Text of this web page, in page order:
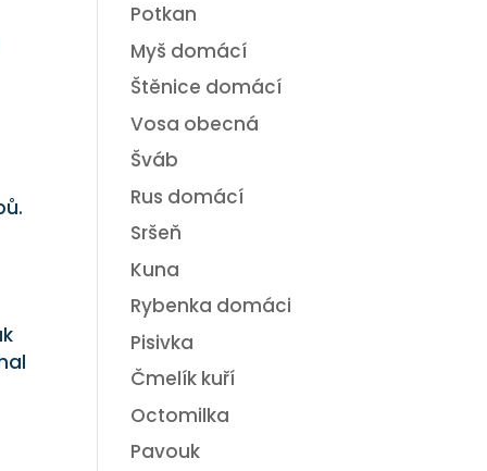
Potkan
Myš domácí
Štěnice domácí
Vosa obecná
Šváb
Rus domácí
Sršeň
Kuna
Rybenka domáci
Pisivka
Čmelík kuří
Octomilka
Pavouk